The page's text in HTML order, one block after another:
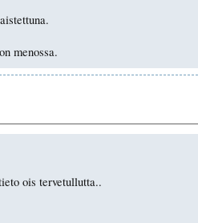
menossa.
ois tervetullutta..